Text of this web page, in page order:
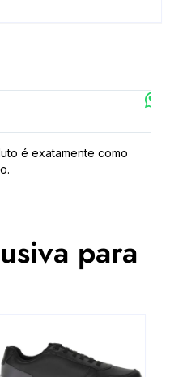
é exatamente como
para